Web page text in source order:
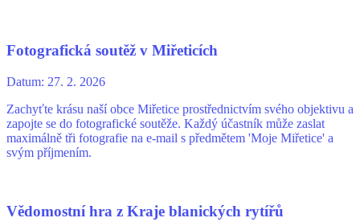
Fotografická soutěž v Miřeticích
Datum: 27. 2. 2026
Zachyťte krásu naší obce Miřetice prostřednictvím svého objektivu a
zapojte se do fotografické soutěže. Každý účastník může zaslat
maximálně tři fotografie na e-mail s předmětem 'Moje Miřetice' a
svým příjmením.
Vědomostní hra z Kraje blanických rytířů